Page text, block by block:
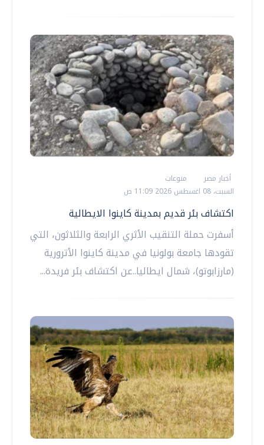
أخبار مصر
منوعات
السبت، 08 اغسطس 2026 11:09 ص
اكتشاف بئر قديم بمدينة كاينوا الايطالية
أسفرت حملة التنقيب الأثري الرابعة والثلاثون، التي
تقودها جامعة بولونيا في مدينة كاينوا الأترورية
(مارزابوتو)، شمال ايطاليا..عن اكتشاف بئر فريدة...